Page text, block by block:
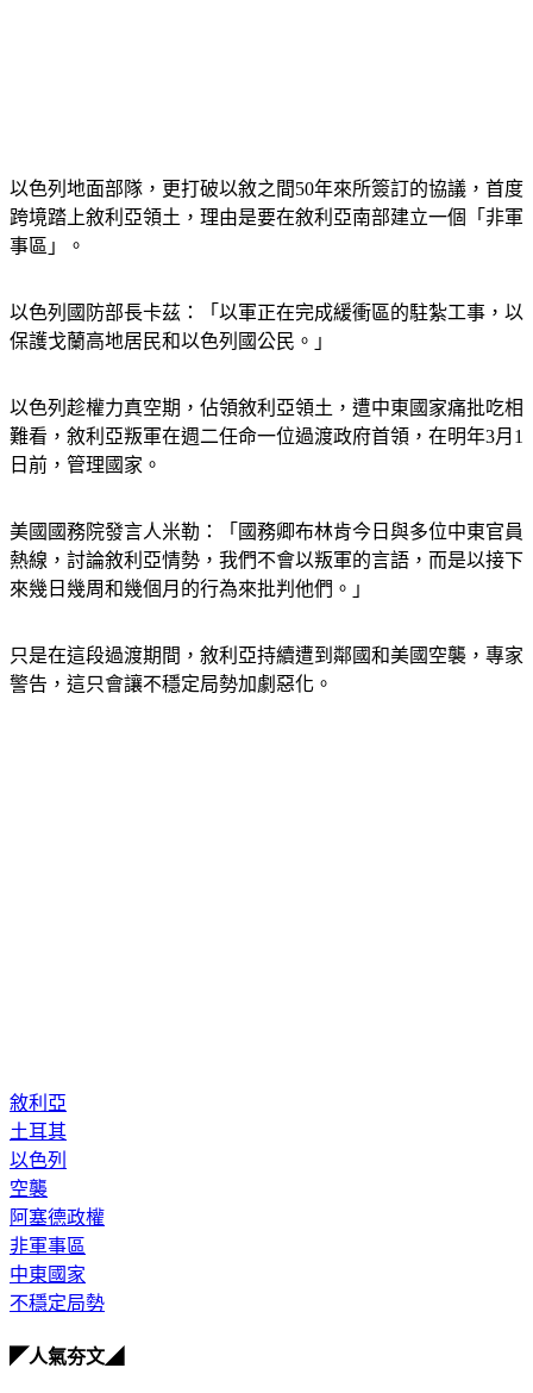
以色列地面部隊，更打破以敘之間50年來所簽訂的協議，首度
跨境踏上敘利亞領土，理由是要在敘利亞南部建立一個「非軍
事區」。
以色列國防部長卡茲：「以軍正在完成緩衝區的駐紮工事，以
保護戈蘭高地居民和以色列國公民。」
以色列趁權力真空期，佔領敘利亞領土，遭中東國家痛批吃相
難看，敘利亞叛軍在週二任命一位過渡政府首領，在明年3月1
日前，管理國家。
美國國務院發言人米勒：「國務卿布林肯今日與多位中東官員
熱線，討論敘利亞情勢，我們不會以叛軍的言語，而是以接下
來幾日幾周和幾個月的行為來批判他們。」
只是在這段過渡期間，敘利亞持續遭到鄰國和美國空襲，專家
警告，這只會讓不穩定局勢加劇惡化。
敘利亞
土耳其
以色列
空襲
阿塞德政權
非軍事區
中東國家
不穩定局勢
◤人氣夯文◢